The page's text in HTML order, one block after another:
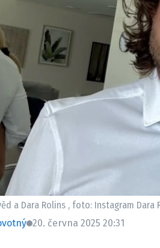
a Dara Rolins , foto: Instagram Dara
20. června 2025 20:31